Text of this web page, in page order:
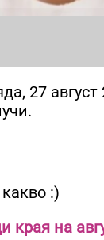
27 август
:)
края на